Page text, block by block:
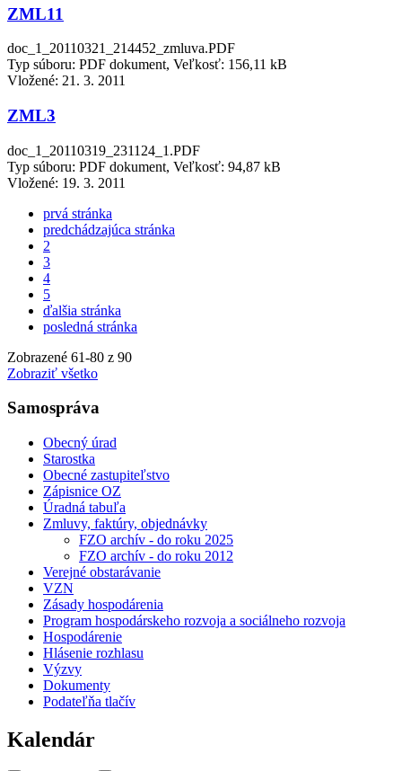
ZML11
doc_1_20110321_214452_zmluva.PDF
Typ súboru: PDF dokument, Veľkosť: 156,11 kB
Vložené: 21. 3. 2011
ZML3
doc_1_20110319_231124_1.PDF
Typ súboru: PDF dokument, Veľkosť: 94,87 kB
Vložené: 19. 3. 2011
prvá stránka
predchádzajúca stránka
2
3
4
5
ďalšia stránka
posledná stránka
Zobrazené 61-80 z 90
Zobraziť všetko
Samospráva
Obecný úrad
Starostka
Obecné zastupiteľstvo
Zápisnice OZ
Úradná tabuľa
Zmluvy, faktúry, objednávky
FZO archív - do roku 2025
FZO archív - do roku 2012
Verejné obstarávanie
VZN
Zásady hospodárenia
Program hospodárskeho rozvoja a sociálneho rozvoja
Hospodárenie
Hlásenie rozhlasu
Výzvy
Dokumenty
Podateľňa tlačív
Kalendár